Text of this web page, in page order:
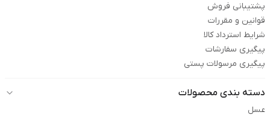
پشتیبانی فروش
قوانین و مقررات
شرایط استرداد کالا
پیگیری سفارشات
پیگیری مرسولات پستی
دسته بندی محصولات
عسل